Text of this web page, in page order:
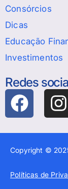
Consórcios
Dicas
Educação
Investimentos
Redes
Copyright ©
Políticas de